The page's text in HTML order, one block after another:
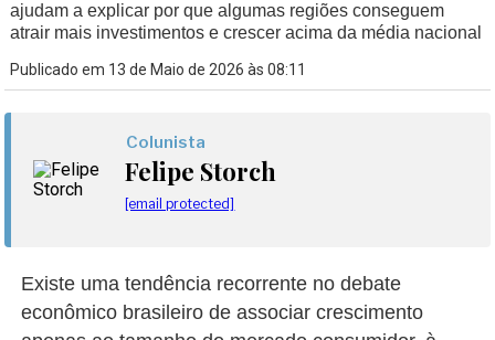
ajudam a explicar por que algumas regiões conseguem
atrair mais investimentos e crescer acima da média nacional
Publicado em 13 de Maio de 2026 às 08:11
Colunista
Felipe Storch
[email protected]
Existe uma tendência recorrente no debate
econômico brasileiro de associar crescimento